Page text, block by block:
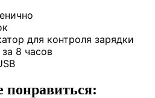
для контроля зарядки
8 часов